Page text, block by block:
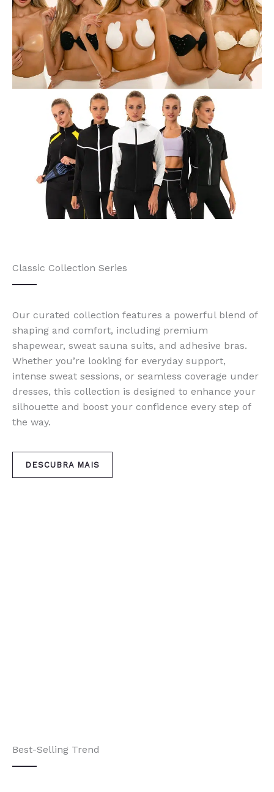
Classic Collection Series
Our curated collection features a powerful blend of
shaping and comfort, including premium
shapewear, sweat sauna suits, and adhesive bras.
Whether you’re looking for everyday support,
intense sweat sessions, or seamless coverage under
dresses, this collection is designed to enhance your
silhouette and boost your confidence every step of
the way.
DESCUBRA MAIS
Best-Selling Trend